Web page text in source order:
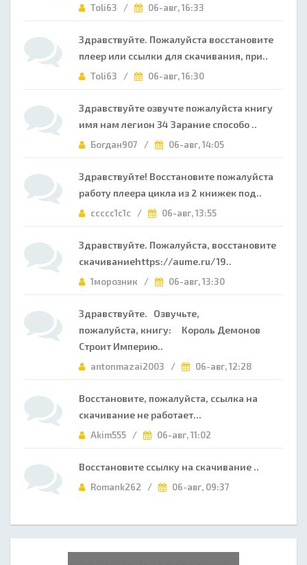
Toli63 / 06-авг, 16:33
Здравствуйте. Пожалуйста восстановите
плеер или ссылки для скачивания, при..
Toli63 / 06-авг, 16:30
Здравствуйте озвучте пожалуйста книгу
имя нам легион 34 Зарание способо ..
Богдан907 / 06-авг, 14:05
Здравствуйте! Восстановите пожалуйста
работу плеера цикла из 2 книжек под..
ccccc1c1c / 06-авг, 13:55
Здравствуйте. Пожалуйста, восстановите
скачиваниеhttps://aume.ru/19..
1морозник / 06-авг, 13:30
Здравствуйте. Озвучьте,
пожалуйста, книгу: Король Демонов
Строит Империю..
antonmazai2003 / 06-авг, 12:28
Восстановите, пожалуйста, ссылка на
скачивание не работает...
Akim555 / 06-авг, 11:02
Восстановите ссылку на скачивание ..
Romank262 / 06-авг, 09:37